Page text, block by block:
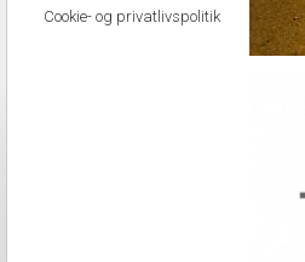
Cookie- og privatlivspolitik